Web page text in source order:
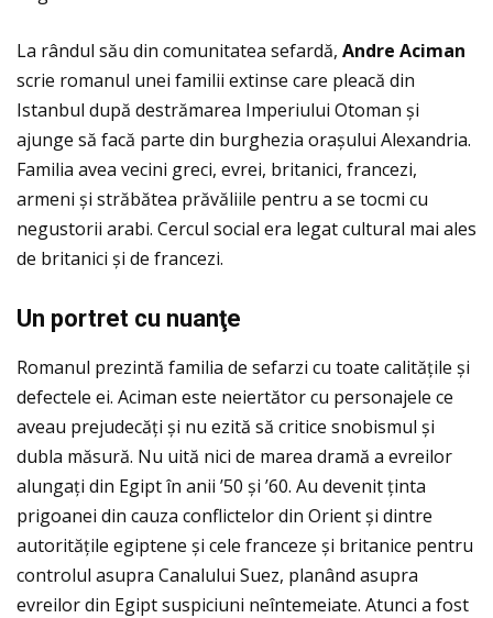
La rândul său din comunitatea sefardă, Andre Aciman
scrie romanul unei familii extinse care pleacă din
Istanbul după destrămarea Imperiului Otoman și
ajunge să facă parte din burghezia orașului Alexandria.
Familia avea vecini greci, evrei, britanici, francezi,
armeni și străbătea prăvăliile pentru a se tocmi cu
negustorii arabi. Cercul social era legat cultural mai ales
de britanici și de francezi.
Un portret cu nuanţe
Romanul prezintă familia de sefarzi cu toate calităţile și
defectele ei. Aciman este neiertător cu personajele ce
aveau prejudecăţi și nu ezită să critice snobismul și
dubla măsură. Nu uită nici de marea dramă a evreilor
alungaţi din Egipt în anii ’50 și ’60. Au devenit ţinta
prigoanei din cauza conflictelor din Orient și dintre
autorităţile egiptene și cele franceze și britanice pentru
controlul asupra Canalului Suez, planând asupra
evreilor din Egipt suspiciuni neîntemeiate. Atunci a fost